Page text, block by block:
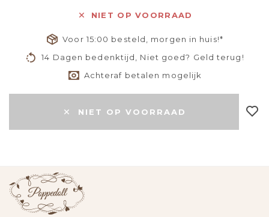
NIET OP VOORRAAD
Voor 15:00 besteld, morgen in huis!*
14 Dagen bedenktijd, Niet goed? Geld terug!
Achteraf betalen mogelijk
NIET OP VOORRAAD